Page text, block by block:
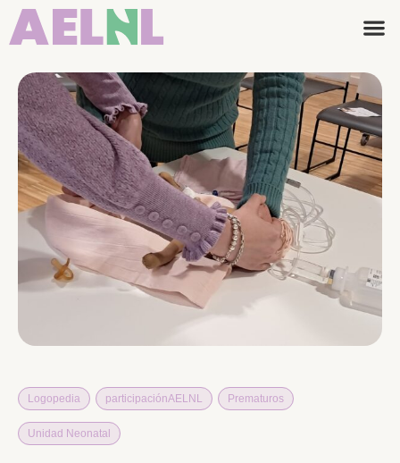
Logopedia participaciónAELNL Prematuros
Unidad Neonatal